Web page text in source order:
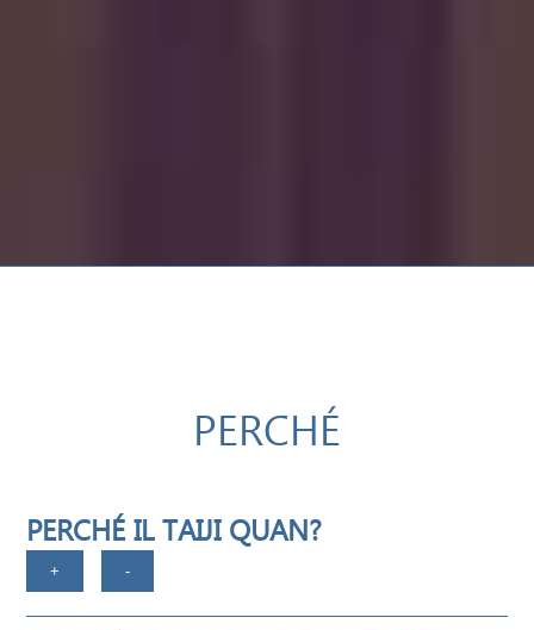
PERCHÉ
PERCHÉ IL TAIJI QUAN?